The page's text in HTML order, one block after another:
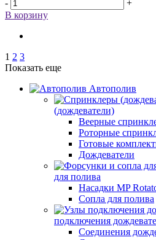
-
+
В корзину
1 2 3
Показать еще
Автополив
(дождеватели)
Веерные
Роторные
Готовые
Дождеватели
для полива
Насадки MP
Сопла для полива
подключения
Соединения